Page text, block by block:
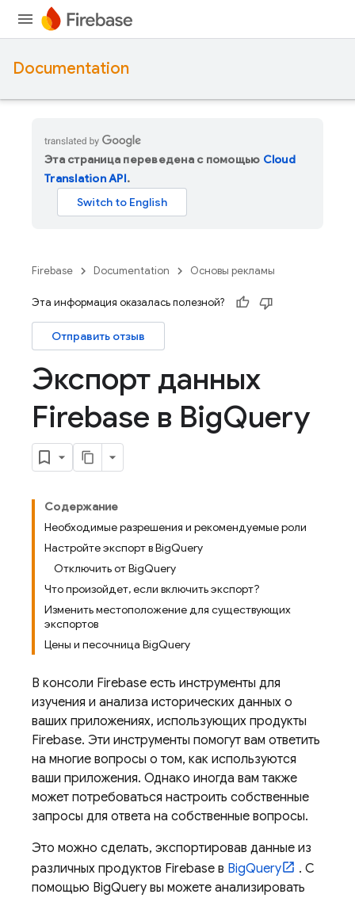
Documentation
Эта страница переведена с помощью Cloud
Translation API.
Firebase Documentation Основы рекламы
Эта информация оказалась полезной?
Отправить отзыв
Экспорт данных
Firebase в BigQuery
Содержание
Необходимые разрешения и рекомендуемые роли
Настройте экспорт в BigQuery
Отключить от BigQuery
Что произойдет, если включить экспорт?
Изменить местоположение для существующих
экспортов
Цены и песочница BigQuery
В консоли Firebase есть инструменты для
изучения и анализа исторических данных о
ваших приложениях, использующих продукты
Firebase. Эти инструменты помогут вам ответить
на многие вопросы о том, как используются
ваши приложения. Однако иногда вам также
может потребоваться настроить собственные
запросы для ответа на собственные вопросы.
Это можно сделать, экспортировав данные из
различных продуктов Firebase в BigQuery
. С
помощью BigQuery вы можете анализировать